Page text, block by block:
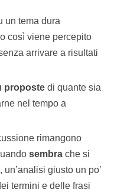
un tema dura
così viene percepito
arrivare a risultati
proposte di quante sia
nel tempo a
rimangono
sembra che si
giusto un po’
termini e delle frasi